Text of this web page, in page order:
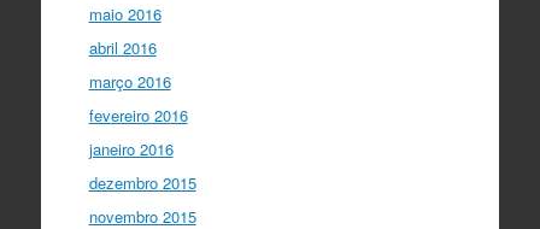
maio 2016
abril 2016
março 2016
fevereiro 2016
janeiro 2016
dezembro 2015
novembro 2015